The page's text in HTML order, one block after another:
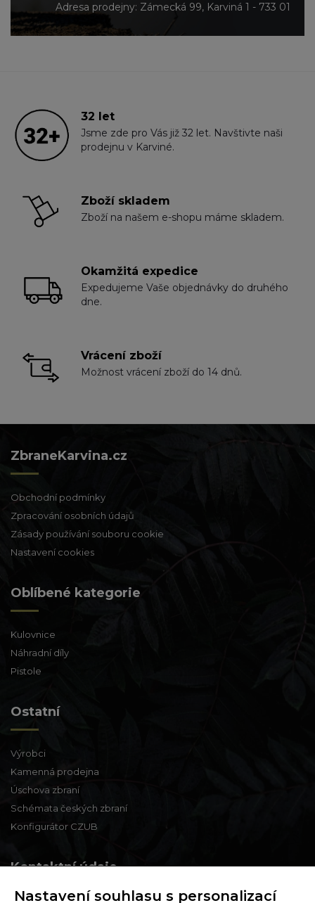
Adresa prodejny: Zámecká 99, Karviná 1 - 733 01
32 let
Jsme zde pro Vás již 32 let. Navštivte naši
prodejnu v Karviné.
Zboží skladem
Zboží na našem e-shopu máme skladem.
Okamžitá expedice
Expedujeme Vaše objednávky do druhého
dne.
Vrácení zboží
Možnost vrácení zboží do 14 dnů.
ZbraneKarvina.cz
Obchodní podmínky
Zpracování osobních údajů
Zásady používání souboru cookie
Nastavení cookies
Oblíbené kategorie
Kulovnice
Náhradní díly
Pistole
Ostatní
Výrobci
Kamenná prodejna
Úschova zbraní
Schémata českých zbraní
Konfigurátor CZUB
Kontaktní údaje
Nastavení souhlasu s personalizací